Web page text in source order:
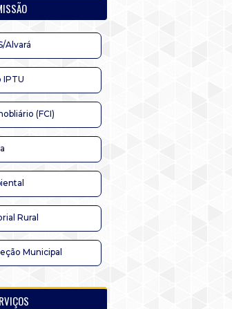
Alvará
IPTU
(FCI)
Rural
Municipal